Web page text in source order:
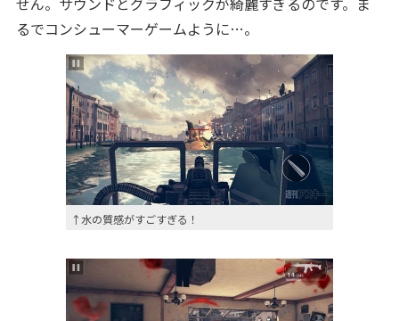
るでコンシューマーゲームように…。
↑水の質感がすごすぎる！